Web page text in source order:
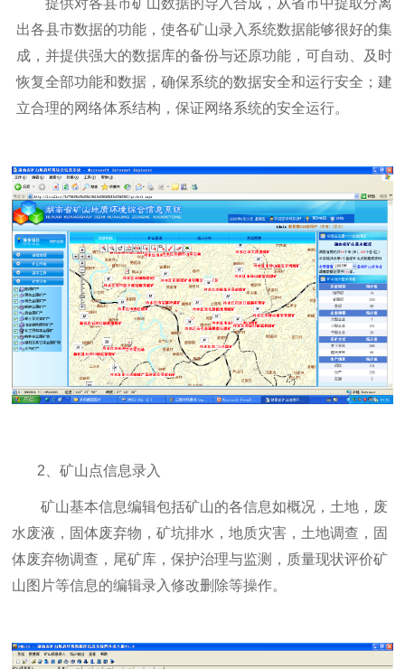
提供对各县市矿山数据的导入合成，从省市中提取分离
出各县市数据的功能，使各矿山录入系统数据能够很好的集
成，并提供强大的数据库的备份与还原功能，可自动、及时
恢复全部功能和数据，确保系统的数据安全和运行安全；建
立合理的网络体系结构，保证网络系统的安全运行。
2、矿山点信息录入
矿山基本信息编辑包括矿山的各信息如概况，土地，废
水废液，固体废弃物，矿坑排水，地质灾害，土地调查，固
体废弃物调查，尾矿库，保护治理与监测，质量现状评价矿
山图片等信息的编辑录入修改删除等操作。